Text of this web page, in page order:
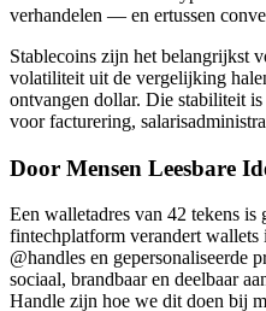
verhandelen — en ertussen
Stablecoins zijn het belangrijkst
volatiliteit uit de vergelijking
ontvangen dollar. Die stabiliteit
voor facturering,
Door Mensen Leesbare
Een walletadres van 42 tekens is
fintechplatform verandert
@handles en gepersonaliseerde
sociaal, brandbaar en deelbaar
Handle zijn hoe we dit doen bij